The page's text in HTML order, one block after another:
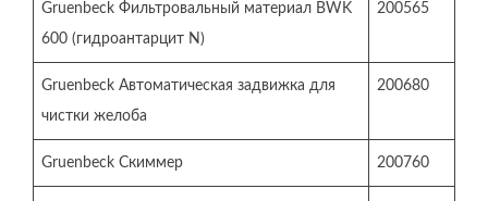
Gruenbeck Фильтровальный материал BWK
600 (гидроантарцит N)
200565
Gruenbeck Автоматическая задвижка для
чистки желоба
200680
Gruenbeck Скиммер 200760